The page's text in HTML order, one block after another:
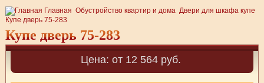
Главная Обустройство квартир и дома Двери для шкафа купе
Купе дверь 75-283
Купе дверь 75-283
Цена: от 12 564 руб.